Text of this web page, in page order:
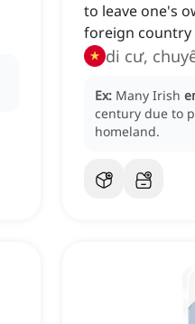
to leave one's
foreign country
di cư,
Ex: Many Irish
century due to
homeland.